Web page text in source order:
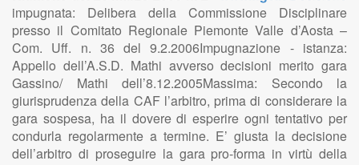
impugnata: Delibera della Commissione Disciplinare
presso il Comitato Regionale Piemonte Valle d’Aosta –
Com. Uff. n. 36 del 9.2.2006Impugnazione - istanza:
Appello dell’A.S.D. Mathi avverso decisioni merito gara
Gassino/ Mathi dell’8.12.2005Massima: Secondo la
giurisprudenza della CAF l’arbitro, prima di considerare la
gara sospesa, ha il dovere di esperire ogni tentativo per
condurla regolarmente a termine. E’ giusta la decisione
dell’arbitro di proseguire la gara pro-forma in virtù della